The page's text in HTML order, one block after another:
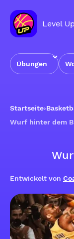
Level
Übungen
Startseite›
Wurf hinter dem
Entwickelt von